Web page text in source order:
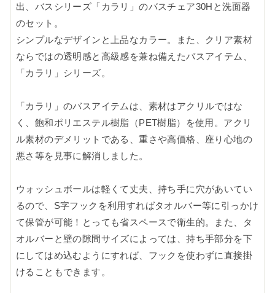
出、バスシリーズ「カラリ」のバスチェア30Hと洗面器
のセット。
シンプルなデザインと上品なカラー。また、クリア素材
ならではの透明感と高級感を兼ね備えたバスアイテム、
「カラリ」シリーズ。
「カラリ」のバスアイテムは、素材はアクリルではな
く、飽和ポリエステル樹脂（PET樹脂）を使用。アクリ
ル素材のデメリットである、重さや高価格、座り心地の
悪さ等を見事に解消しました。
ウォッシュボールは軽くて丈夫、持ち手に穴があいてい
るので、S字フックを利用すればタオルバー等に引っかけ
て保管が可能！とっても省スペースで衛生的。また、タ
オルバーと壁の隙間サイズによっては、持ち手部分を下
にしてはめ込むようにすれば、フックを使わずに直接掛
けることもできます。